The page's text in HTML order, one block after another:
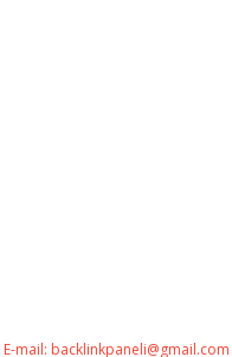
E-mail: backlinkpaneli@gmail.com